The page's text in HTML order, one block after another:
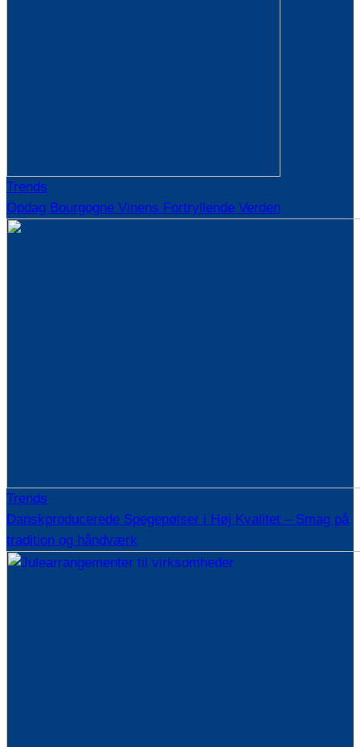
Trends
Opdag Bourgogne Vinens Fortryllende Verden
Trends
Danskproducerede Spegepølser i Høj Kvalitet – Smag på
tradition og håndværk